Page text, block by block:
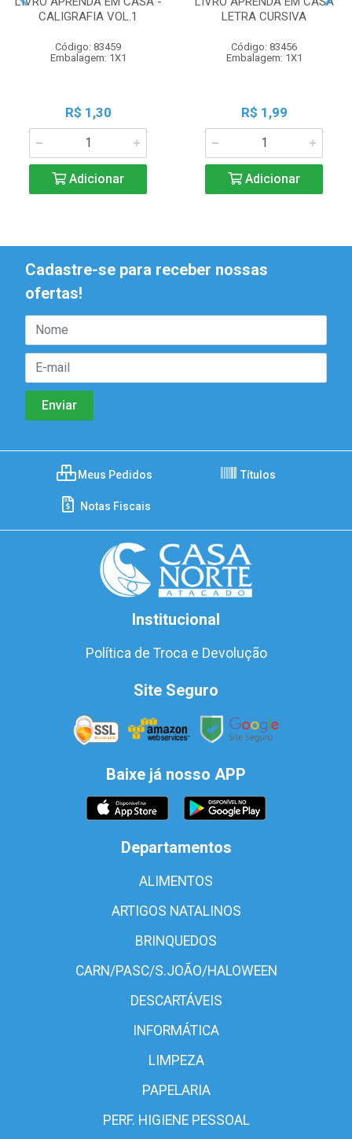
CALIGRAFIA VOL.1
Código: 83459
Embalagem: 1X1
R$ 1,30
Adicionar
LETRA CURSIVA
Código: 83456
Embalagem: 1X1
R$ 1,99
Adicionar
Cadastre-se para receber nossas
ofertas!
Meus Pedidos Títulos
Notas Fiscais
Institucional
Política de Troca e Devolução
Site Seguro
Baixe já nosso APP
Departamentos
ALIMENTOS
ARTIGOS NATALINOS
BRINQUEDOS
CARN/PASC/S.JOÃO/HALOWEEN
DESCARTÁVEIS
INFORMÁTICA
LIMPEZA
PAPELARIA
PERF. HIGIENE PESSOAL